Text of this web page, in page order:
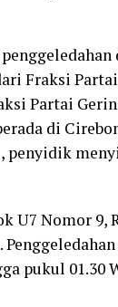
Fraksi
Partai
di
penyidik
U7 Nomor 9,
pukul 01.30